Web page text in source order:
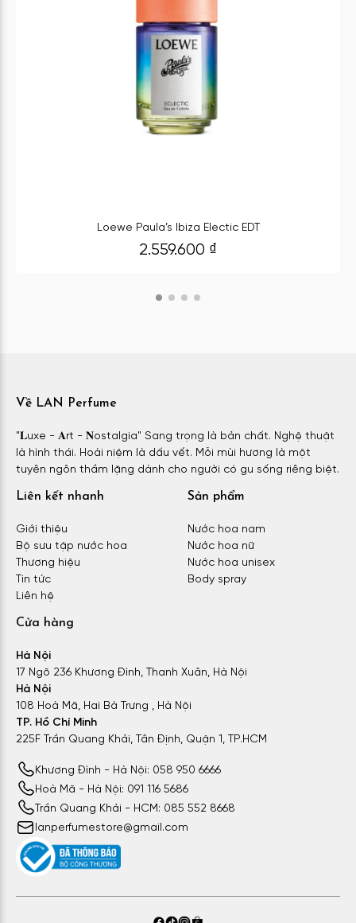
Loewe Paula’s Ibiza Electic EDT
2.559.600 ₫
Về LAN Perfume
"𝐋uxe - 𝐀rt - 𝐍ostalgia" Sang trọng là bản chất. Nghệ thuật
là hình thái. Hoài niệm là dấu vết. Mỗi mùi hương là một
tuyên ngôn thầm lặng dành cho người có gu sống riêng biệt.
Liên kết nhanh
Giới thiệu
Bộ sưu tập nước hoa
Thương hiệu
Tin tức
Liên hệ
Sản phẩm
Nước hoa nam
Nước hoa nữ
Nước hoa unisex
Body spray
Cửa hàng
Hà Nội
17 Ngõ 236 Khương Đình, Thanh Xuân, Hà Nội
Hà Nội
108 Hoà Mã, Hai Bà Trưng , Hà Nội
TP. Hồ Chí Minh
225F Trần Quang Khải, Tân Định, Quận 1, TP.HCM
Khương Đình - Hà Nội: 058 950 6666
Hoà Mã - Hà Nội: 091 116 5686
Trần Quang Khải - HCM: 085 552 8668
lanperfumestore@gmail.com